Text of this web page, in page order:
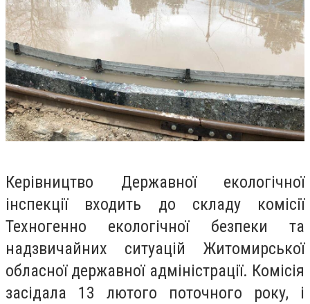
Керівництво Державної екологічної
інспекції входить до складу комісії
Техногенно екологічної безпеки та
надзвичайних ситуацій Житомирської
обласної державної адміністрації. Комісія
засідала 13 лютого поточного року, і